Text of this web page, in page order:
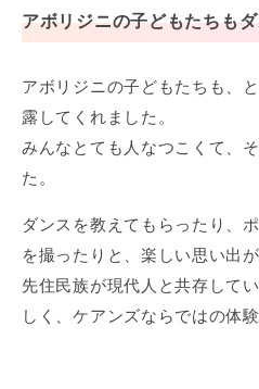
アボリジニの子どもたちも
アボリジニの子どもたちも、
露してくれました。
みんなとても人なつこくて、
た。
ダンスを教えてもらったり、
を撮ったりと、楽しい思い出が
先住民族が現代人と共存して
しく、ケアンズならではの体